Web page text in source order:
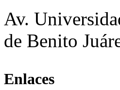
Av.
de Benito
Enlaces